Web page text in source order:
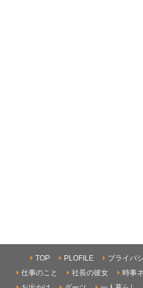
TOP PLOFILE プライバ
仕事のこと
社長の彼女 時事